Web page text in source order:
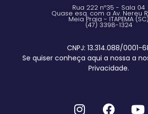
Rua 222 nº35 - Sala 04
Quase esq. com a Av. Nereu
Meia Praia - ITAPEMA (SC)
(47) 3398-1324
CNPJ: 13.314.088/0001-
Se quiser conheça aqui a nossa a
Privacidade.